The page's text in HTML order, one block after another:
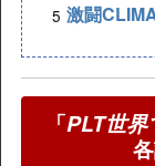
激闘
「PLT世